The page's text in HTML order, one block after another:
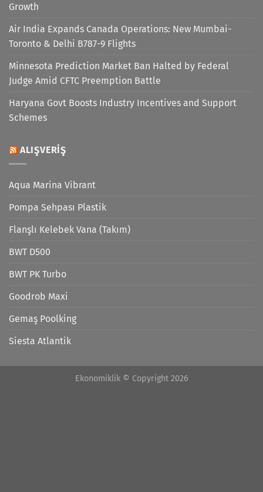
Growth
Air India Expands Canada Operations: New Mumbai-
Toronto & Delhi B787-9 Flights
Minnesota Prediction Market Ban Halted by Federal
Judge Amid CFTC Preemption Battle
Haryana Govt Boosts Industry Incentives and Support
Schemes
ALIŞVERIŞ
Aqua Marina Vibrant
Pompa Sehpası Plastik
Flanşlı Kelebek Vana (Takım)
BWT D500
BWT PK Turbo
Goodrob Maxi
Gemaş Poolking
Siesta Atlantik
Ekonomiklik © Copyright 2026